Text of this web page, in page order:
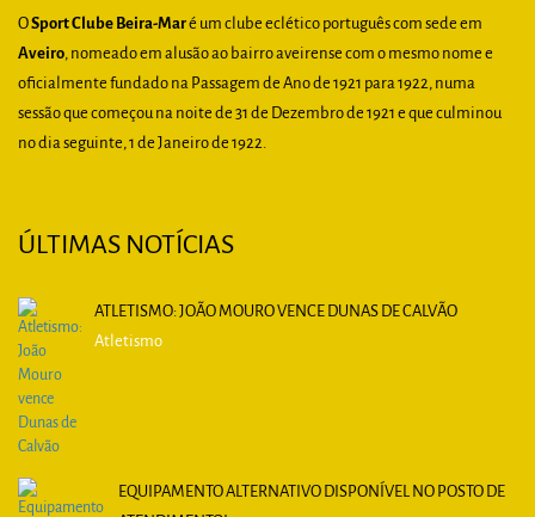
OSport Clube Beira-Maré um clube eclético português com sede em
Aveiro, nomeado em alusão ao bairro aveirense com o mesmo nome e
oficialmente fundado na Passagem de Ano de 1921 para 1922, numa
sessão que começou na noite de 31 de Dezembro de 1921 e que culminou
no dia seguinte, 1 de Janeiro de 1922.
ÚLTIMAS NOTÍCIAS
ATLETISMO: JOÃO MOURO VENCE DUNAS DE CALVÃO
Atletismo
EQUIPAMENTO ALTERNATIVO DISPONÍVEL NO POSTO DE